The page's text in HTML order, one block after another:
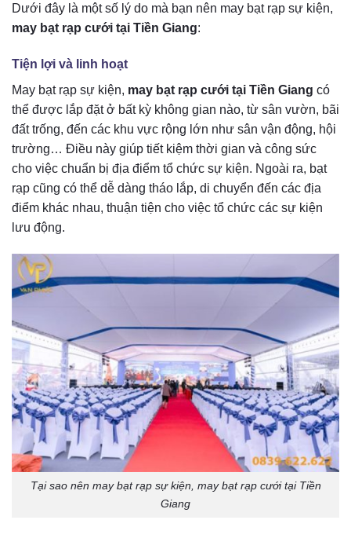
Dưới đây là một số lý do mà bạn nên may bạt rạp sự kiện,
may bạt rạp cưới tại Tiền Giang:
Tiện lợi và linh hoạt
May bạt rạp sự kiện, may bạt rạp cưới tại Tiền Giang có
thể được lắp đặt ở bất kỳ không gian nào, từ sân vườn, bãi
đất trống, đến các khu vực rộng lớn như sân vận động, hội
trường… Điều này giúp tiết kiệm thời gian và công sức
cho việc chuẩn bị địa điểm tổ chức sự kiện. Ngoài ra, bạt
rạp cũng có thể dễ dàng tháo lắp, di chuyển đến các địa
điểm khác nhau, thuận tiện cho việc tổ chức các sự kiện
lưu động.
Tại sao nên may bạt rạp sự kiện, may bạt rạp cưới tại Tiền
Giang